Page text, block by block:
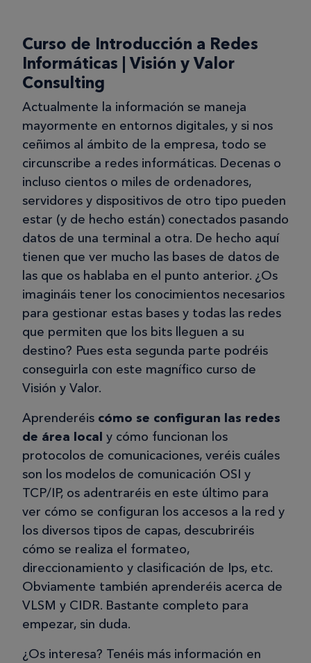
Curso de Introducción a Redes
Informáticas | Visión y Valor
Consulting
Actualmente la información se maneja
mayormente en entornos digitales, y si nos
ceñimos al ámbito de la empresa, todo se
circunscribe a redes informáticas. Decenas o
incluso cientos o miles de ordenadores,
servidores y dispositivos de otro tipo pueden
estar (y de hecho están) conectados pasando
datos de una terminal a otra. De hecho aquí
tienen que ver mucho las bases de datos de
las que os hablaba en el punto anterior. ¿Os
imagináis tener los conocimientos necesarios
para gestionar estas bases y todas las redes
que permiten que los bits lleguen a su
destino? Pues esta segunda parte podréis
conseguirla con este magnífico curso de
Visión y Valor.
Aprenderéis cómo se configuran las redes
de área local y cómo funcionan los
protocolos de comunicaciones, veréis cuáles
son los modelos de comunicación OSI y
TCP/IP, os adentraréis en este último para
ver cómo se configuran los accesos a la red y
los diversos tipos de capas, descubriréis
cómo se realiza el formateo,
direccionamiento y clasificación de Ips, etc.
Obviamente también aprenderéis acerca de
VLSM y CIDR. Bastante completo para
empezar, sin duda.
¿Os interesa? Tenéis más información en